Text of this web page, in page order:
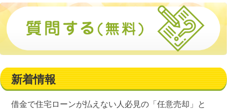
新着情報
借金で住宅ローンが払えない人必見の「任意売却」と